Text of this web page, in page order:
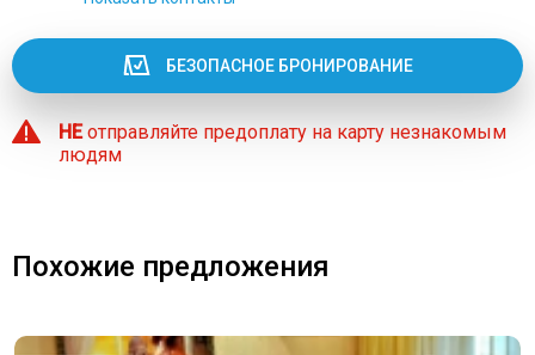
БЕЗОПАСНОЕ БРОНИРОВАНИЕ
НЕотправляйте предоплату на карту незнакомым
людям
Похожие предложения